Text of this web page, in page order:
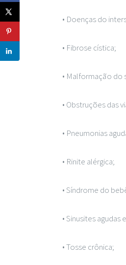
• Doenças do
• Fibrose cística;
• Malformação do
• Obstruções das
• Pneumonias
• Rinite alérgica;
• Síndrome do
• Sinusites agudas
• Tosse crônica;